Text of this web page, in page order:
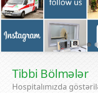
Tibbi Bölmələr
Hospitalımızda